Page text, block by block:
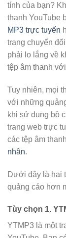
tính của bạn?
thanh YouTube
MP3 trực tuyến
trang chuyển
phải lo lắng về
tệp âm thanh
Tuy nhiên, mọi
với những
khi sử dụng bộ
trang web trực
các tệp âm
nhân.
Dưới đây là hai
quảng cáo hơn
Tùy chọn 1.
YTMP3 là một